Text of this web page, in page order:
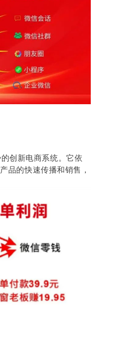
创新电商系统。它依
品的快速传播和销售，